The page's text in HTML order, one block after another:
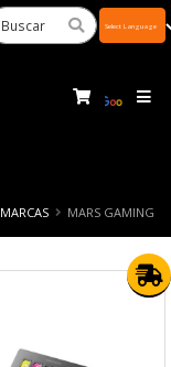
MARCAS MARS GAMING